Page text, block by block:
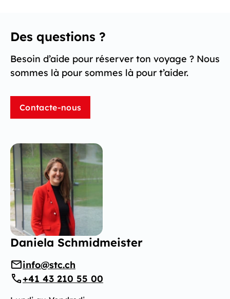
Des questions ?
Besoin d’aide pour réserver ton voyage ? Nous
sommes là pour sommes là pour t’aider.
Contacte-nous
Daniela Schmidmeister
info@stc.ch
+41 43 210 55 00